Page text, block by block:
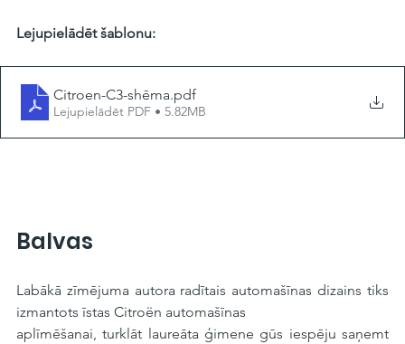
Lejupielādēt šablonu:
Citroen-C3-shēma.pdf
Lejupielādēt PDF • 5.82MB
Balvas
Labākā zīmējuma autora radītais automašīnas dizains tiks
izmantots īstas Citroën automašīnas
aplīmēšanai, turklāt laureāta ģimene gūs iespēju saņemt